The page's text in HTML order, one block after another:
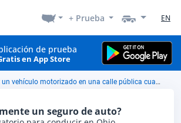
+ Prueba EN
de prueba
en App Store
en una calle pública cuando el vehículo está equipado con una pantalla que es visible para el conductor.
un seguro de auto?